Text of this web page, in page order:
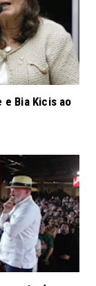
Bia Kicis ao